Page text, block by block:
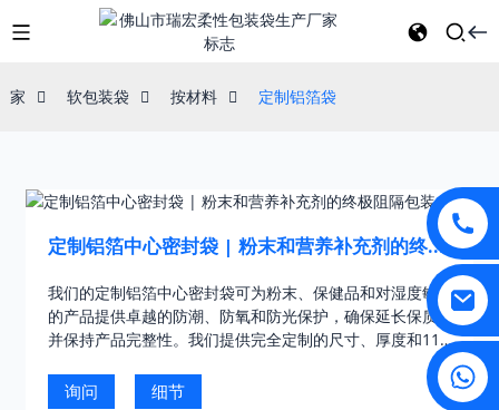
家 软包装袋 按材料 定制铝箔袋
定制铝箔中心密封袋 | 粉末和营养补充剂的终极
我们的定制铝箔中心密封袋可为粉末、保健品和对湿度敏感
的产品提供卓越的防潮、防氧和防光保护，确保延长保质期
并保持产品完整性。我们提供完全定制的尺寸、厚度和11色
询问 细节